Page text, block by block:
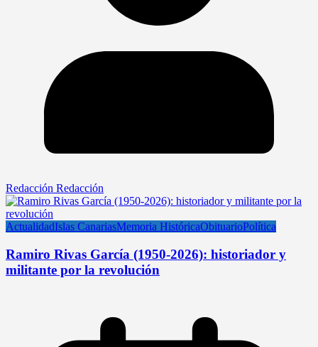
Redacción Redacción
ActualidadIslas CanariasMemoria HistóricaObituarioPolítica
Ramiro Rivas García (1950-2026): historiador y
militante por la revolución